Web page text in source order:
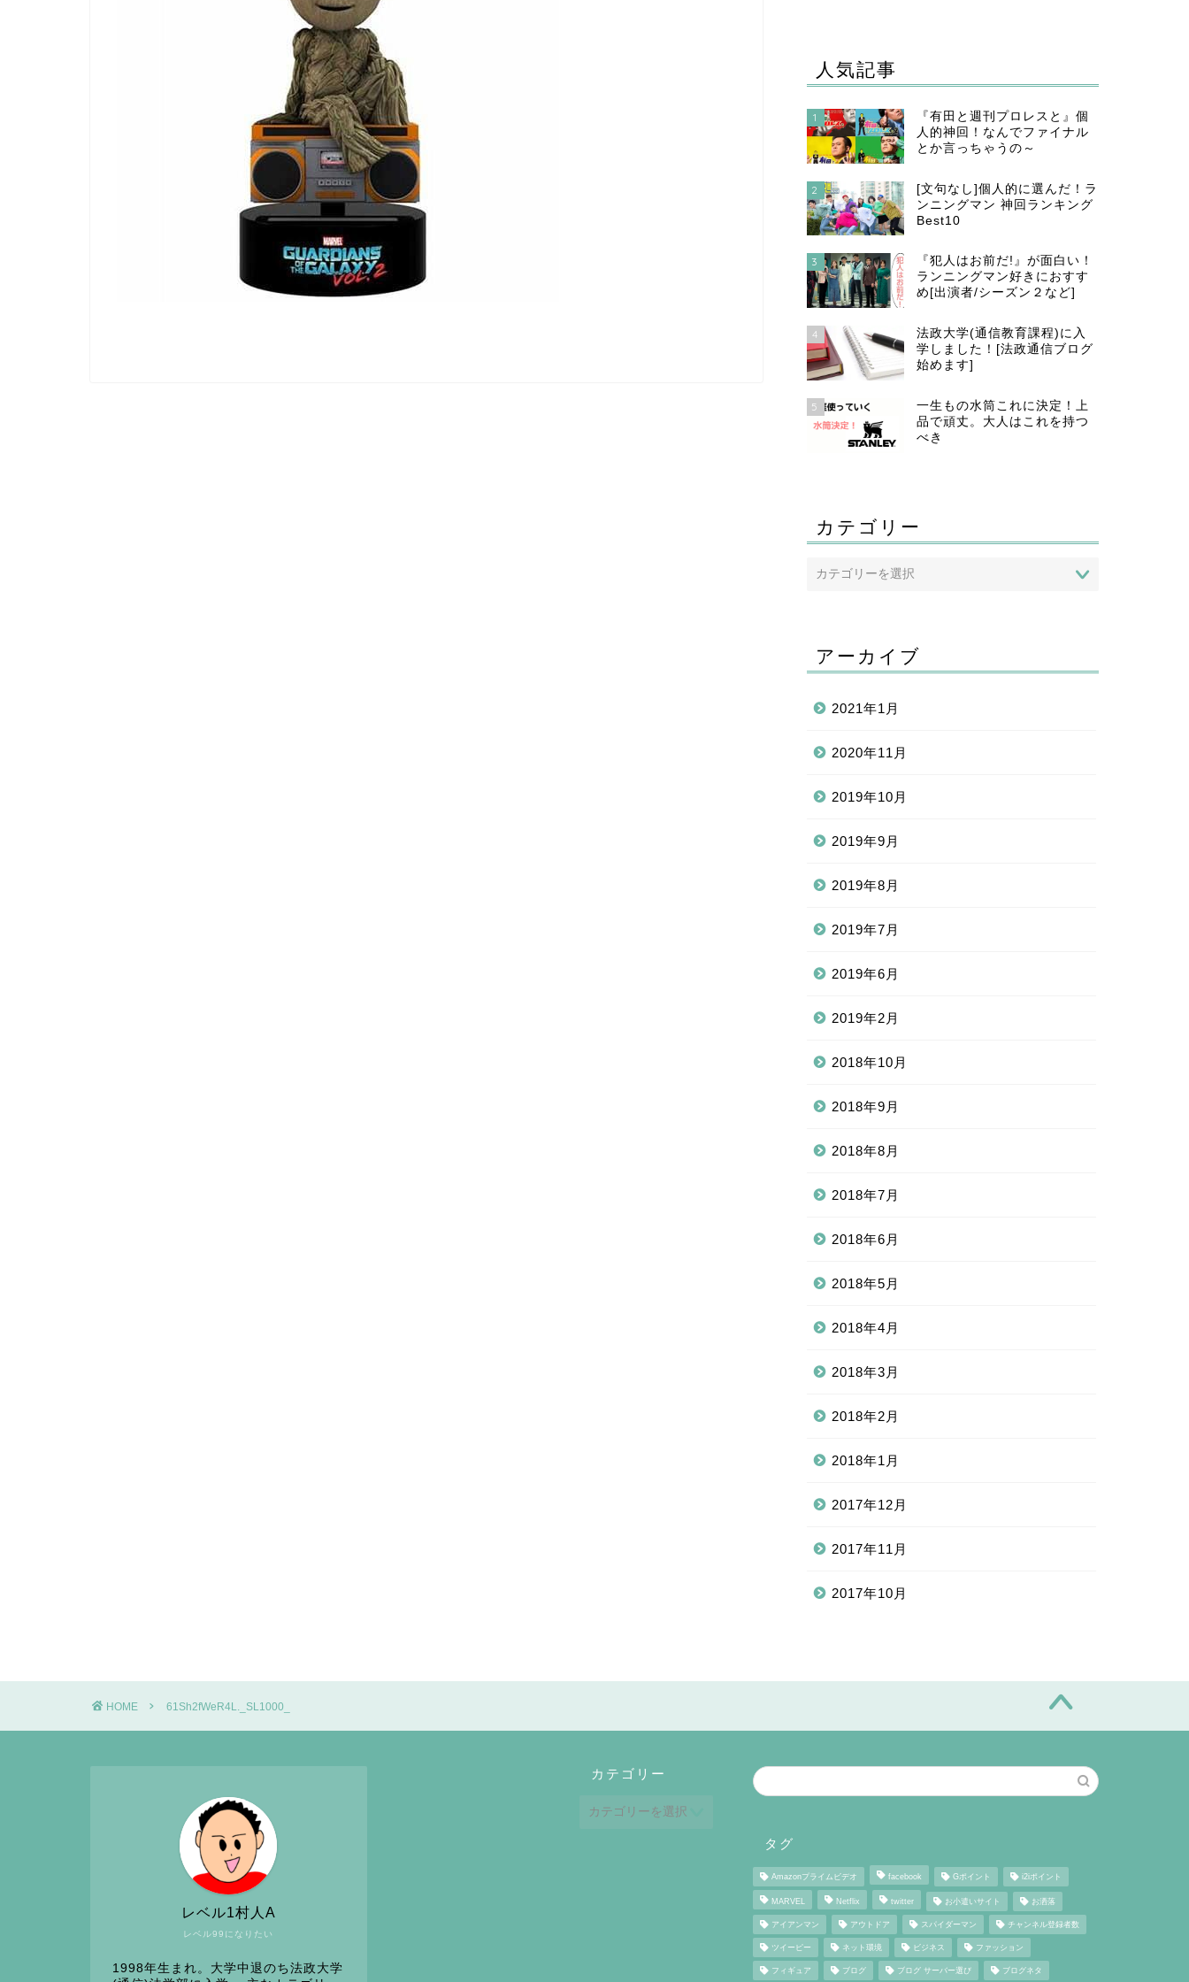
人気記事
1
『有田と週刊プロレスと』個
人的神回！なんでファイナル
とか言っちゃうの～
2
[文句なし]個人的に選んだ！ラ
ンニングマン 神回ランキング
Best10
3
『犯人はお前だ!』が面白い！
ランニングマン好きにおすす
め[出演者/シーズン２など]
4
法政大学(通信教育課程)に入
学しました！[法政通信ブログ
始めます]
5
一生もの水筒これに決定！上
品で頑丈。大人はこれを持つ
べき
カテゴリー
アーカイブ
2021年1月
2020年11月
2019年10月
2019年9月
2019年8月
2019年7月
2019年6月
2019年2月
2018年10月
2018年9月
2018年8月
2018年7月
2018年6月
2018年5月
2018年4月
2018年3月
2018年2月
2018年1月
2017年12月
2017年11月
2017年10月
HOME 61Sh2fWeR4L._SL1000_
レベル99になりたい
レベル1村人A
1998年生まれ。大学中退のち法政大学
カテゴリー
タグ
Amazonプライムビデオ facebook Gポイント i2iポイント
MARVEL Netflix twitter お小遣いサイト お洒落
アイアンマン アウトドア スパイダーマン チャンネル登録者数
ツイーピー ネット環境 ビジネス ファッション
フィギュア ブログ ブログ サーバー選び ブログネタ